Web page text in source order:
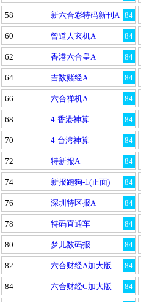
84
58 新六合彩特码新刊A
84
60 曾道人玄机A
84
62 香港六合皇A
84
64 吉数赌经A
84
66 六合禅机A
84
68 4-香港神算
84
70 4-台湾神算
84
72 特新报A
84
74 新报跑狗-1(正面)
84
76 深圳特区报A
84
78 特码直通车
84
80 梦儿数码报
84
82 六合财经A加大版
84
84 六合财经C加大版